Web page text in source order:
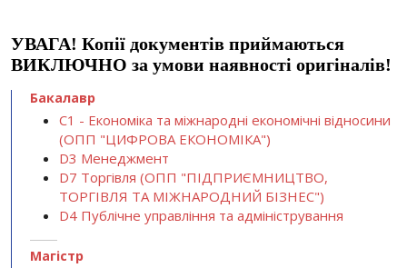
УВАГА! Копії документів приймаються
ВИКЛЮЧНО за умови наявності оригіналів!
Бакалавр
С1 - Економіка та міжнародні економічні відносини
(ОПП "ЦИФРОВА ЕКОНОМІКА")
D3 Менеджмент
D7 Торгівля (ОПП "ПІДПРИЄМНИЦТВО,
ТОРГІВЛЯ ТА МІЖНАРОДНИЙ БІЗНЕС")
D4 Публічне управління та адміністрування
Магістр